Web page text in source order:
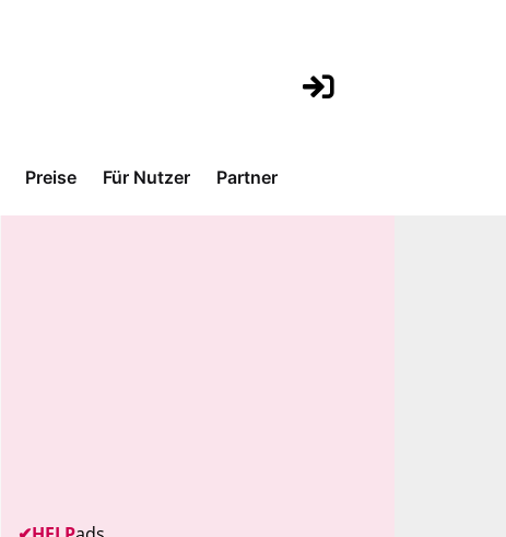
Preise Für Nutzer Partner